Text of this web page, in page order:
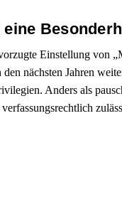
Einstellung von
nächsten Jahren
Anders als